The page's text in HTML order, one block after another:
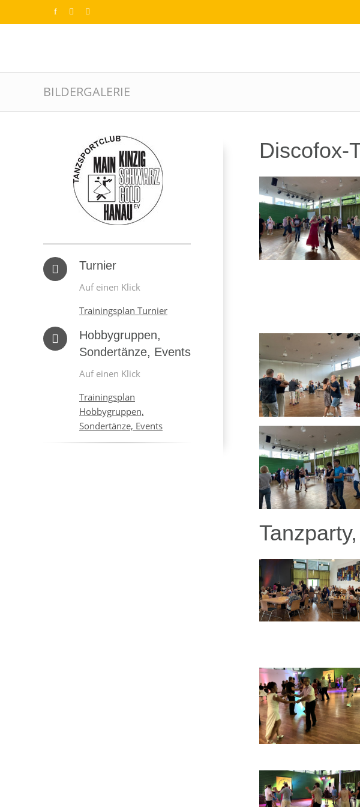
BILDERGALERIE
Turnier
Auf einen Klick
Trainingsplan Turnier
Hobbygruppen,
Sondertänze, Events
Auf einen Klick
Trainingsplan
Hobbygruppen,
Sondertänze, Events
Discofox-